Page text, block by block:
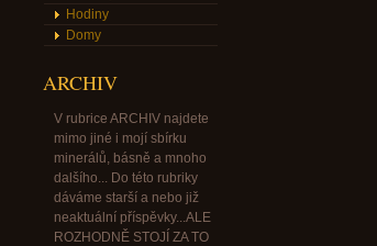
Hodiny
Domy
ARCHIV
V rubrice ARCHIV najdete
mimo jiné i mojí sbírku
minerálů, básně a mnoho
dalšího... Do této rubriky
dáváme starší a nebo již
neaktuální příspěvky...ALE
ROZHODNĚ STOJÍ ZA TO